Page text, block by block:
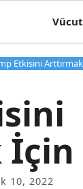
Etkisini
10, 2022